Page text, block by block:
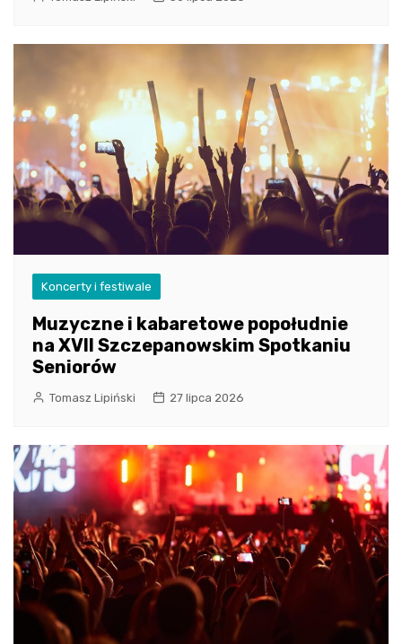
Koncerty i festiwale
Muzyczne i kabaretowe popołudnie
na XVII Szczepanowskim Spotkaniu
Seniorów
Tomasz Lipiński 27 lipca 2026